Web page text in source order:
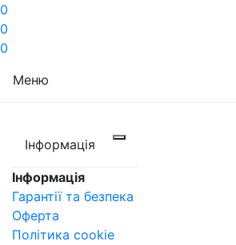
0
0
0
Меню
Інформація
Інформація
Гарантії та безпека
Оферта
Політика cookie